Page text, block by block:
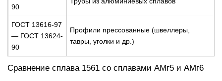
90
ГОСТ 13616-97
— ГОСТ 13624-
90
Профили прессованные (швеллеры,
тавры, уголки и др.)
Сравнение сплава 1561 со сплавами АМг5 и АМг6